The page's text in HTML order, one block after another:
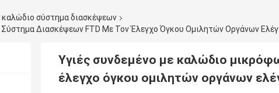
καλώδιο σύστημα διασκέψεων
Διασκέψεων FTD Με Τον Έλεγχο Όγκου Ομιλητών Οργάνων
Υγιές συνδεμένο με καλώδιο
έλεγχο όγκου ομιλητών οργάνων